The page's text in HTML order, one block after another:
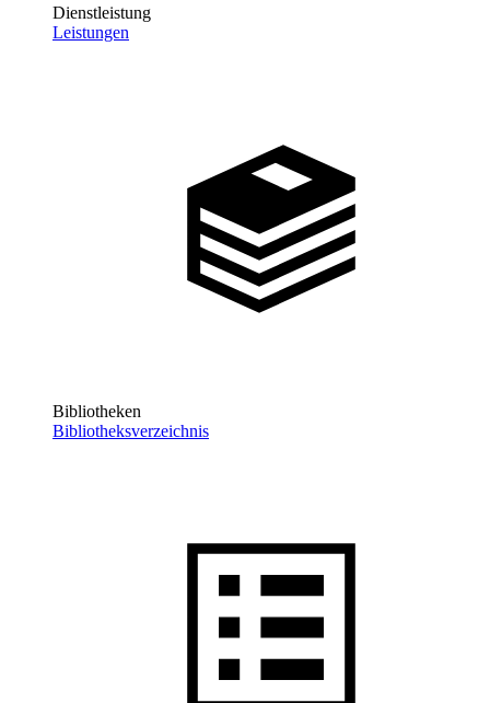
Dienstleistung
Leistungen
Bibliotheken
Bibliotheksverzeichnis